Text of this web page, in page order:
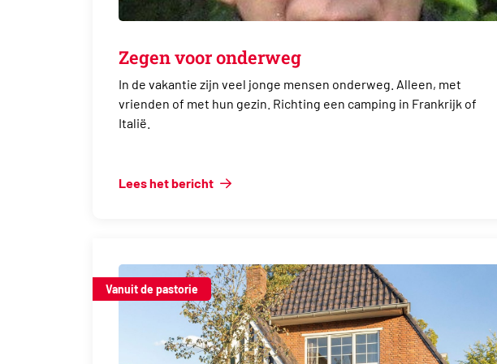
Zegen voor onderweg
In de vakantie zijn veel jonge mensen onderweg. Alleen, met
vrienden of met hun gezin. Richting een camping in Frankrijk of
Italië.
Lees het bericht
Vanuit de pastorie